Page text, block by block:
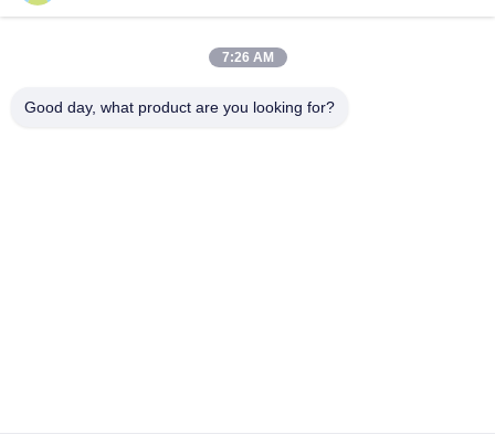
7:26 AM
Good day, what product are you looking for?